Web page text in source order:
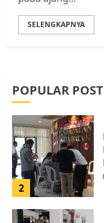
SELENGKAPNYA
POPULAR POST
1
2